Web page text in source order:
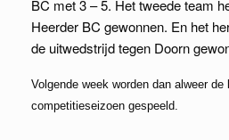
BC met 3 – 5. Het tweede team
Heerder BC gewonnen. En het
de uitwedstrijd tegen Doorn
Volgende week worden dan alweer
competitieseizoen gespeeld.